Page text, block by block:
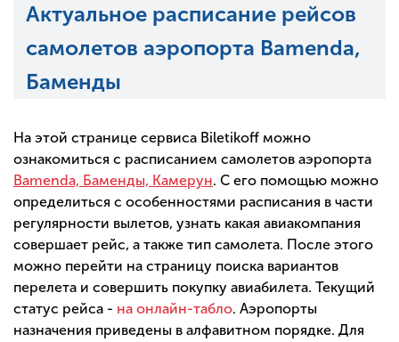
Актуальное расписание рейсов
самолетов аэропорта Bamenda,
Баменды
На этой странице сервиса Biletikoff можно
ознакомиться с расписанием самолетов аэропорта
Bamenda, Баменды, Камерун. С его помощью можно
определиться с особенностями расписания в части
регулярности вылетов, узнать какая авиакомпания
совершает рейс, а также тип самолета. После этого
можно перейти на страницу поиска вариантов
перелета и совершить покупку авиабилета. Текущий
статус рейса - на онлайн-табло. Аэропорты
назначения приведены в алфавитном порядке. Для